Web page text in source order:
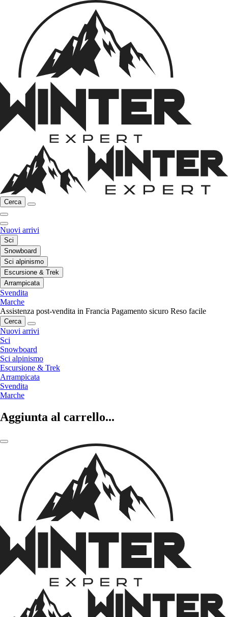
Cerca
Nuovi arrivi
Sci
Snowboard
Sci alpinismo
Escursione & Trek
Arrampicata
Svendita
Marche
Assistenza post-vendita in Francia Pagamento sicuro Reso facile
Cerca
Nuovi arrivi
Sci
Snowboard
Sci alpinismo
Escursione & Trek
Arrampicata
Svendita
Marche
Aggiunta al carrello...